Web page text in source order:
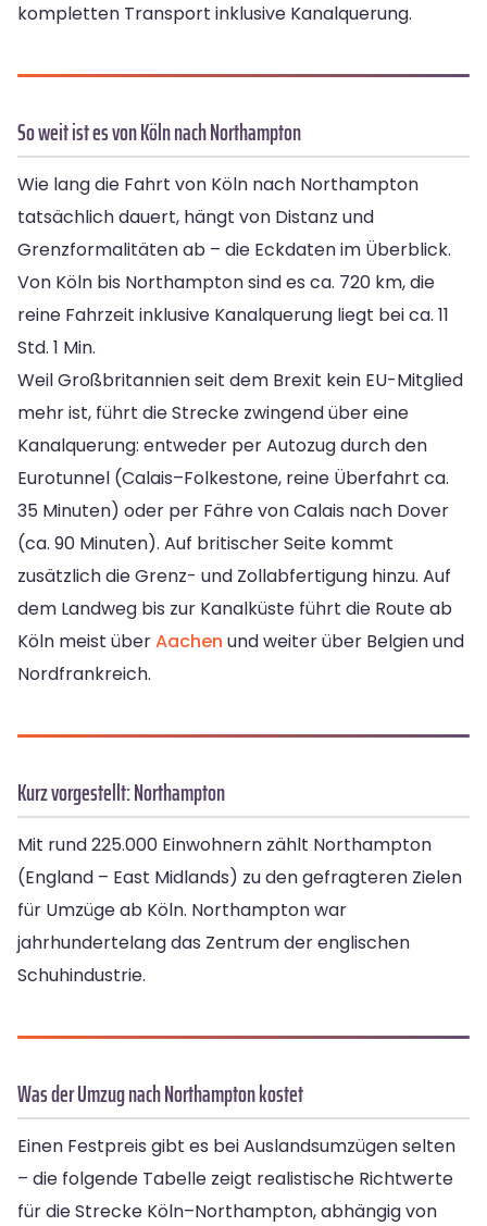
kompletten Transport inklusive Kanalquerung.
So weit ist es von Köln nach Northampton
Wie lang die Fahrt von Köln nach Northampton
tatsächlich dauert, hängt von Distanz und
Grenzformalitäten ab – die Eckdaten im Überblick.
Von Köln bis Northampton sind es ca. 720 km, die
reine Fahrzeit inklusive Kanalquerung liegt bei ca. 11
Std. 1 Min.
Weil Großbritannien seit dem Brexit kein EU-Mitglied
mehr ist, führt die Strecke zwingend über eine
Kanalquerung: entweder per Autozug durch den
Eurotunnel (Calais–Folkestone, reine Überfahrt ca.
35 Minuten) oder per Fähre von Calais nach Dover
(ca. 90 Minuten). Auf britischer Seite kommt
zusätzlich die Grenz- und Zollabfertigung hinzu. Auf
dem Landweg bis zur Kanalküste führt die Route ab
Köln meist überAachen und weiter über Belgien und
Nordfrankreich.
Kurz vorgestellt: Northampton
Mit rund 225.000 Einwohnern zählt Northampton
(England – East Midlands) zu den gefragteren Zielen
für Umzüge ab Köln. Northampton war
jahrhundertelang das Zentrum der englischen
Schuhindustrie.
Was der Umzug nach Northampton kostet
Einen Festpreis gibt es bei Auslandsumzügen selten
– die folgende Tabelle zeigt realistische Richtwerte
für die Strecke Köln–Northampton, abhängig von